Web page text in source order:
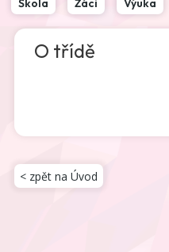
O třídě
< zpět na Úvod